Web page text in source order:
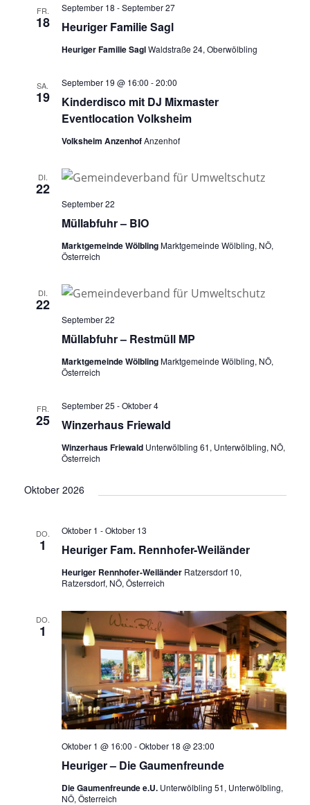
FR.
18 Heuriger Familie Sagl
September 18 -September 27
Heuriger Familie SaglWaldstraße 24, Oberwölbling
SA.
19
Kinderdisco mit DJ Mixmaster
Eventlocation Volksheim
September 19 @ 16:00 -20:00
Volksheim AnzenhofAnzenhof
DI.
22
Müllabfuhr – BIO
September 22
Marktgemeinde WölblingMarktgemeinde Wölbling, NÖ,
Österreich
DI.
22
Müllabfuhr – Restmüll MP
September 22
Marktgemeinde WölblingMarktgemeinde Wölbling, NÖ,
Österreich
FR.
25 Winzerhaus Friewald
September 25 -Oktober 4
Winzerhaus Friewald Unterwölbling 61, Unterwölbling, NÖ,
Österreich
Oktober 2026
DO.
1 Heuriger Fam. Rennhofer-Weiländer
Oktober 1 -Oktober 13
Heuriger Rennhofer-Weiländer Ratzersdorf 10,
Ratzersdorf, NÖ, Österreich
DO.
1
Heuriger – Die Gaumenfreunde
Oktober 1 @ 16:00 -Oktober 18 @ 23:00
Die Gaumenfreunde e.U. Unterwölbling 51, Unterwölbling,
NÖ, Österreich